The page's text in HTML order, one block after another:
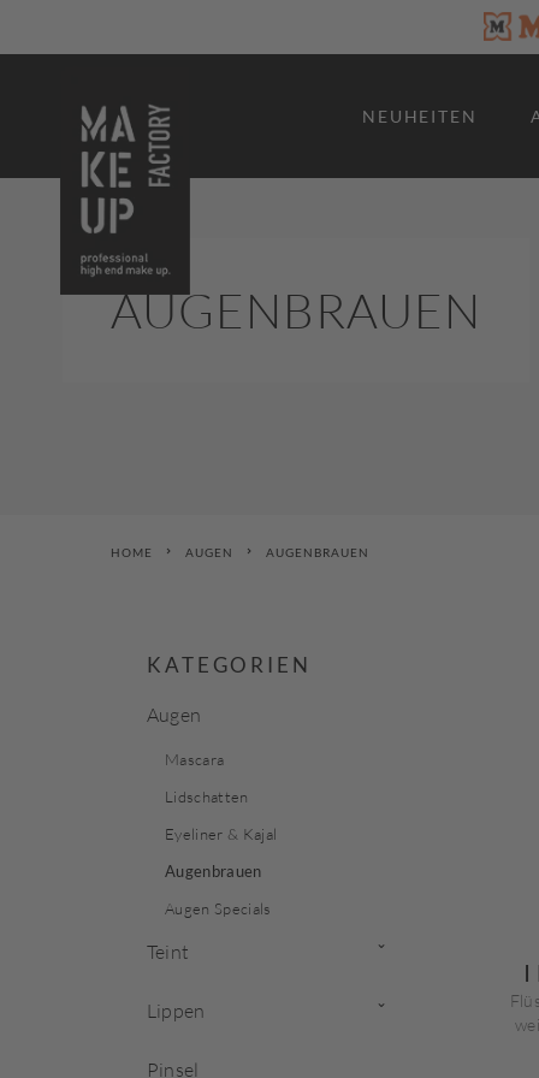
NEUHEITEN
AUGENBRAUEN
HOME AUGEN AUGENBRAUEN
KATEGORIEN
Augen
Mascara
Lidschatten
Eyeliner & Kajal
Augenbrauen
Augen Specials
Teint
Puder
Lippen
Pinsel